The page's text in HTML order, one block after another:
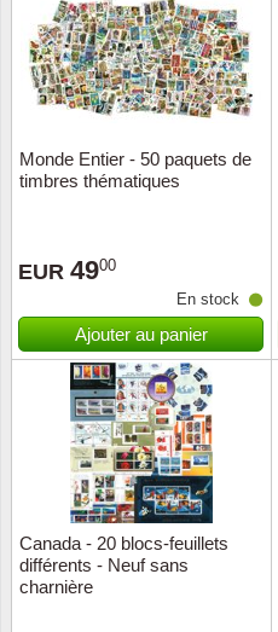
Monde Entier - 50 paquets de
timbres thématiques
EUR 4900
En stock
Ajouter au panier
Canada - 20 blocs-feuillets
différents - Neuf sans
charnière